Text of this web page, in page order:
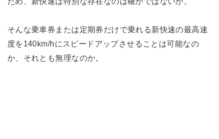
そんな乗車券または定期券だけで乗れる新快速の最高速
度を140km/hにスピードアップさせることは可能なの
か、それとも無理なのか。